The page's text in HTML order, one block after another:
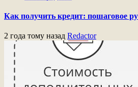
Как получить кредит: пошаговое
2 года тому назад Redactor